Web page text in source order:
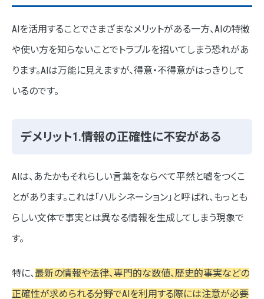
AIを活用することでさまざまなメリットがある一方、AIの特徴
や使い方を知らないことでトラブルを招いてしまう恐れがあ
ります。AIは万能に見えますが、得意・不得意がはっきりして
いるのです。
デメリット1.情報の正確性に不安がある
AIは、あたかもそれらしい言葉をならべて平然と嘘をつくこ
とがあります。これは「ハルシネーション」と呼ばれ、もっとも
らしい文体で事実とは異なる情報を生成してしまう現象で
す。
特に、 最新の情報や法律、専門的な数値、歴史的事実などの
正確性が求められる分野でAIを利用する際には注意が必要